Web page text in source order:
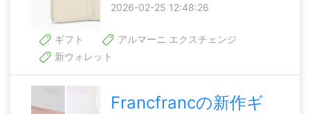
2026-02-25 12:48:26
ギフト
アルマーニ エクスチェンジ
新ウォレット
Francfrancの新作ギ